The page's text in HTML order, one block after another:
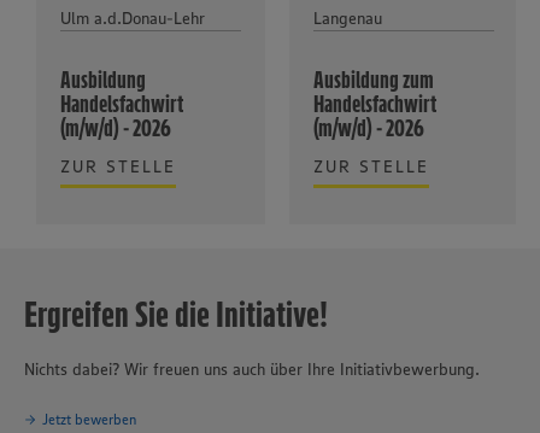
Ulm a.d.Donau-Lehr
Ausbildung
Handelsfachwirt
(m/w/d) - 2026
ZUR STELLE
Langenau
Ausbildung zum
Handelsfachwirt
(m/w/d) - 2026
ZUR STELLE
Ergreifen Sie die Initiative!
Nichts dabei? Wir freuen uns auch über Ihre Initiativbewerbung.
Jetzt bewerben